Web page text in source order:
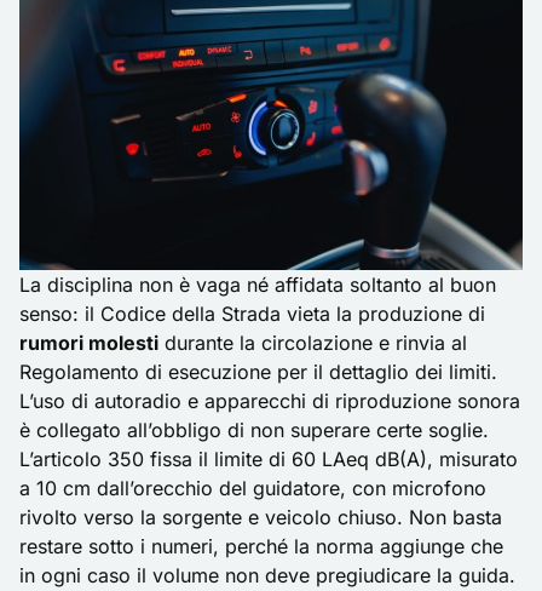
La disciplina non è vaga né affidata soltanto al buon
senso: il Codice della Strada vieta la produzione di
rumori molesti durante la circolazione e rinvia al
Regolamento di esecuzione per il dettaglio dei limiti.
L’uso di autoradio e apparecchi di riproduzione sonora
è collegato all’obbligo di non superare certe soglie.
L’articolo 350 fissa il limite di 60 LAeq dB(A), misurato
a 10 cm dall’orecchio del guidatore, con microfono
rivolto verso la sorgente e veicolo chiuso. Non basta
restare sotto i numeri, perché la norma aggiunge che
in ogni caso il volume non deve pregiudicare la guida.